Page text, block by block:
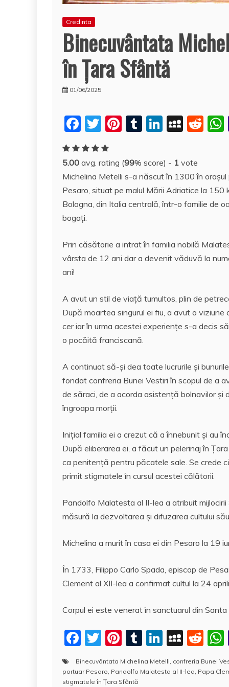
Credinta
Binecuvântata
în Ţara Sfântă
01/06/2025
F
a
c
e
b
o
o
k
T
w
itt
er
Pi
er
e
st
T
m
bl
r
Li
k
e
dI
n
M
S
p
a
c
R
di
t
5.00 avg. rating (99% score) - 1 vote
Michelina Metelli s-a născut în 1300 în oraşul
Pesaro, situat pe malul Mării Adriatice la 150
Bologna, din Italia centrală, într-o familie de
bogaţi.
Prin căsătorie a intrat în familia nobilă
vârsta de 12 ani dar a devenit văduvă la
ani!
A avut un stil de viață tumultos, plin de
După moartea singurul ei fiu, a avut o viziune
cer iar în urma acestei experienţe s-a decis
o pocăită franciscană.
A continuat să-şi dea toate lucrurile și
fondat confreria Bunei Vestiri în scopul de a
de săraci, de a acorda asistenţă bolnavilor și
îngroapa morții.
Inițial familia ei a crezut că a înnebunit și au
După eliberarea ei, a făcut un pelerinaj în
ca penitență pentru păcatele sale. Se crede
primit stigmatele în cursul acestei călătorii.
Pandolfo Malatesta al II-lea a atribuit
măsură la dezvoltarea și difuzarea cultului
Michelina a murit în casa ei din Pesaro la 19
În 1733, Filippo Carlo Spada, episcop de
Clement al XII-lea a confirmat cultul la 24
Corpul ei este venerat în sanctuarul din
F
c
T
w
itt
Pi
nt
er
T
u
m
Li
n
k
M
y
S
R
e
d
Binecuvântata Michelina Metelli confreria Bunei
portuar Pesaro Pandolfo Malatesta al II-lea Papa
stigmatele în Ţara Sfântă